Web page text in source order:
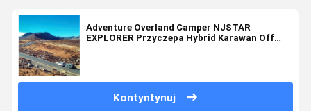
Adventure Overland Camper NJSTAR
EXPLORER Przyczepa Hybrid Karawan Off
Kontyntynuj